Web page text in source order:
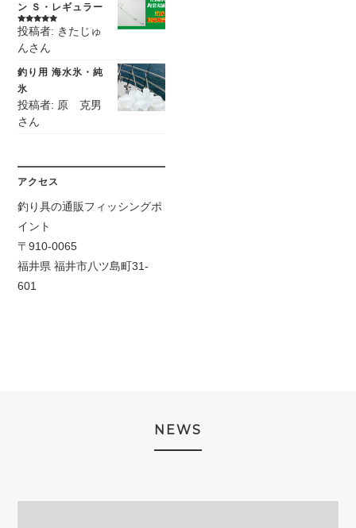
ン Ｓ・レギュラー
5段階中5の
評価
投稿者: きたじゅ
んさん
釣り用 海水氷・純
氷
投稿者: 原 克男
さん
アクセス
釣り具の通販フィッシングポ
イント
〒910-0065
福井県 福井市八ツ島町31-
601
NEWS